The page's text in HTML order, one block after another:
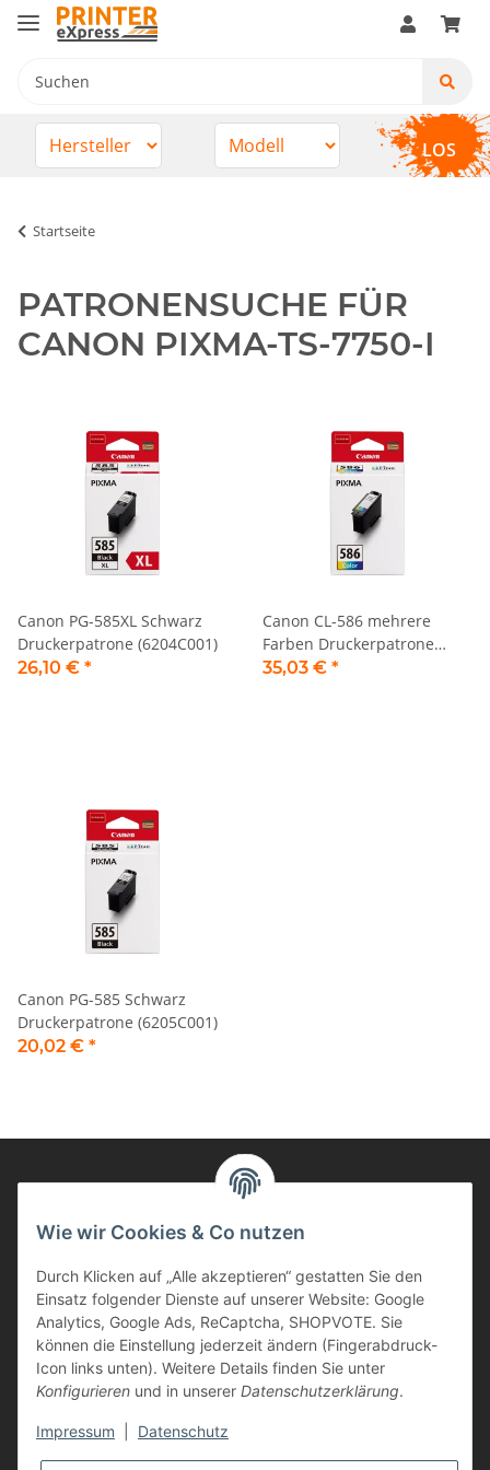
LOS
Startseite
PATRONENSUCHE FÜR
CANON PIXMA-TS-7750-I
Canon PG-585XL Schwarz
Druckerpatrone (6204C001)
26,10 € *
Canon CL-586 mehrere
Farben Druckerpatrone
(6227C001)
35,03 € *
Canon PG-585 Schwarz
Druckerpatrone (6205C001)
20,02 € *
Informationen
Kunden Service
Haben Sie Fragen zu unseren Produkten?
Dann rufen Sie uns gerne an:
Tel: 0621/9767200
Mo.-Fr. 08:45-17:00 Uhr
oder schreiben Sie uns:
Wie wir Cookies & Co nutzen
Durch Klicken auf „Alle akzeptieren“ gestatten Sie den
Einsatz folgender Dienste auf unserer Website: Google
Analytics, Google Ads, ReCaptcha, SHOPVOTE. Sie
können die Einstellung jederzeit ändern (Fingerabdruck-
Icon links unten). Weitere Details finden Sie unter
Konfigurieren und in unserer Datenschutzerklärung.
Impressum Datenschutz